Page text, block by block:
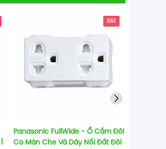
551
Panasonic FullWide - Ổ Cắm Đôi
Có Màn Che Và Dây Nối Đất Đôi